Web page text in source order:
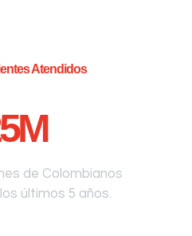
Atendidos
M
de Colombianos
últimos 5 años.